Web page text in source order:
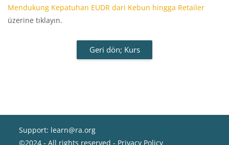
Mendukung Kepatuhan EUDR dari Kebun hingga Retailer
üzerine tıklayın.
Geri dön; Kurs
Support: learn@ra.org
©2024 - All rights reserved - Privacy Policy